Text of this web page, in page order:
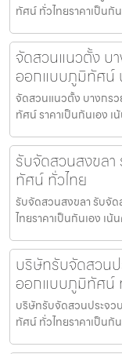
ทัศน์ ทั่วไทยราคาเป็น
จัดสวนแนวตั้ง บ
ออกแบบภูมิทัศน์
จัดสวนแนวตั้ง บางกร
ทัศน์ ราคาเป็นกันเอง
รับจัดสวนสงขล
ทัศน์ ทั่วไทย
รับจัดสวนสงขลา รับจั
ไทยราคาเป็นกันเอง เ
บริษัทรับจัดสวน
ออกแบบภูมิทัศน์
บริษัทรับจัดสวนประจ
ทัศน์ ทั่วไทยราคาเป็นกั